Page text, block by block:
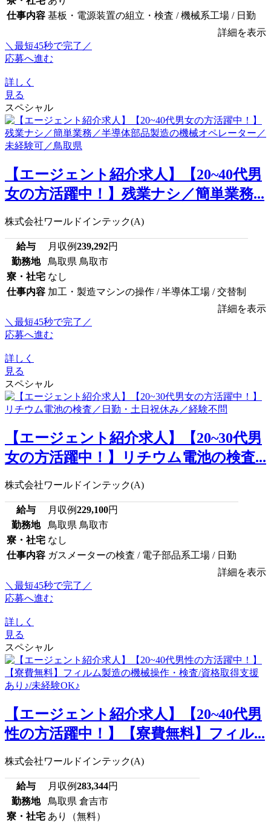
仕事内容 基板・電源装置の組立・検査 / 機械系工場 / 日勤
詳細を表示
＼最短45秒で完了／
応募へ進む
詳しく
見る
スペシャル
【エージェント紹介求人】【20~40代男
女の方活躍中！】残業ナシ／簡単業務...
株式会社ワールドインテック(A)
給与 月収例239,292円
勤務地
鳥取県 鳥取市
寮・社宅 なし
仕事内容 加工・製造マシンの操作 / 半導体工場 / 交替制
詳細を表示
＼最短45秒で完了／
応募へ進む
詳しく
見る
スペシャル
【エージェント紹介求人】【20~30代男
女の方活躍中！】リチウム電池の検査...
株式会社ワールドインテック(A)
給与 月収例229,100円
勤務地
鳥取県 鳥取市
寮・社宅 なし
仕事内容 ガスメーターの検査 / 電子部品系工場 / 日勤
詳細を表示
＼最短45秒で完了／
応募へ進む
詳しく
見る
スペシャル
【エージェント紹介求人】【20~40代男
性の方活躍中！】【寮費無料】フィル...
株式会社ワールドインテック(A)
給与 月収例283,344円
勤務地
鳥取県 倉吉市
寮・社宅 あり（無料）